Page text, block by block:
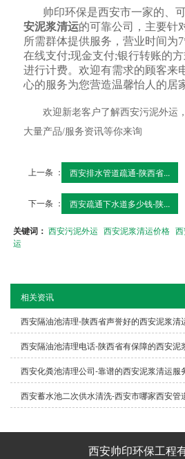
帅印环保是西安市一家的、
安泥浆清运的可靠公司，主要针
所需群体提供服务，营业时间为
在线支付;现金支付;银行转账的
进行计费。欢迎有需求的顾客来
心的服务为您营造温馨怡人的居
欢迎新老客户了解西安污泥外运
大量产品/服务资讯等你来询
上一条 ： 西安排水管道疏通-陕西省...
下一条 ： 西安疏通下水道多少钱-陕...
关键词：西安污泥外运 西安泥浆清运价格
运
相关资讯
西安隔油池清理-陕西省声誉好的西安泥浆清
西安隔油池清理电话-陕西省有保障的西安泥
西安化粪池清理公司-靠谱的西安泥浆清运服
西安蓄水池二次供水清洗-西安市哪家西安管
西安帅印环保工程